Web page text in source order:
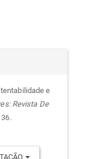
e
Revista De